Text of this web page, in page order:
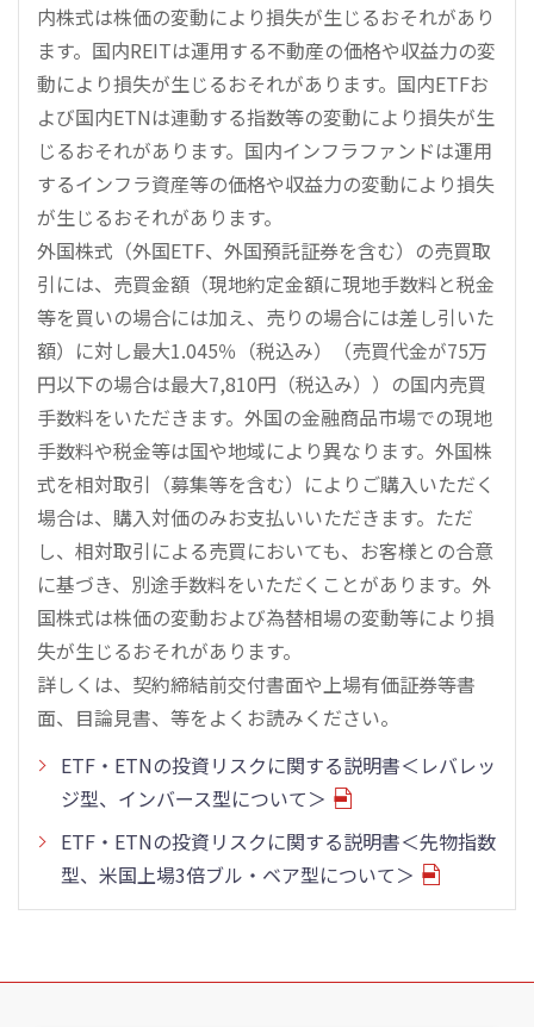
内株式は株価の変動により損失が生じるおそれがあり
ます。国内REITは運用する不動産の価格や収益力の変
動により損失が生じるおそれがあります。国内ETFお
よび国内ETNは連動する指数等の変動により損失が生
じるおそれがあります。国内インフラファンドは運用
するインフラ資産等の価格や収益力の変動により損失
が生じるおそれがあります。
外国株式（外国ETF、外国預託証券を含む）の売買取
引には、売買金額（現地約定金額に現地手数料と税金
等を買いの場合には加え、売りの場合には差し引いた
額）に対し最大1.045％（税込み）（売買代金が75万
円以下の場合は最大7,810円（税込み））の国内売買
手数料をいただきます。外国の金融商品市場での現地
手数料や税金等は国や地域により異なります。外国株
式を相対取引（募集等を含む）によりご購入いただく
場合は、購入対価のみお支払いいただきます。ただ
し、相対取引による売買においても、お客様との合意
に基づき、別途手数料をいただくことがあります。外
国株式は株価の変動および為替相場の変動等により損
失が生じるおそれがあります。
詳しくは、契約締結前交付書面や上場有価証券等書
面、目論見書、等をよくお読みください。
ETF・ETNの投資リスクに関する説明書＜レバレッ
ジ型、インバース型について＞
ETF・ETNの投資リスクに関する説明書＜先物指数
型、米国上場3倍ブル・ベア型について＞
こ